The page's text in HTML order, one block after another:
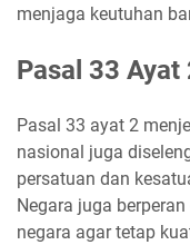
menjaga keutuhan
Pasal 33 Ayat
Pasal 33 ayat 2
nasional juga
persatuan dan
Negara juga
negara agar tetap